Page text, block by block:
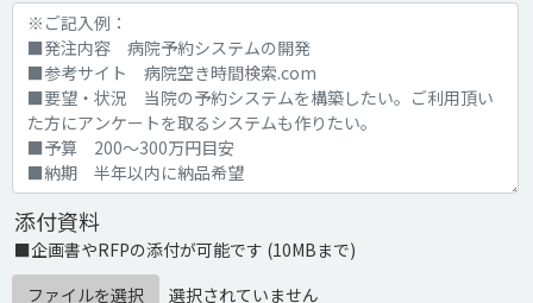
添付資料
■企画書やRFPの添付が可能です (10MBまで)
ファイルを選択
選択されていません